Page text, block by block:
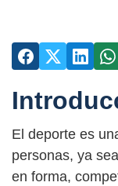
El deporte es
personas, ya
en forma,